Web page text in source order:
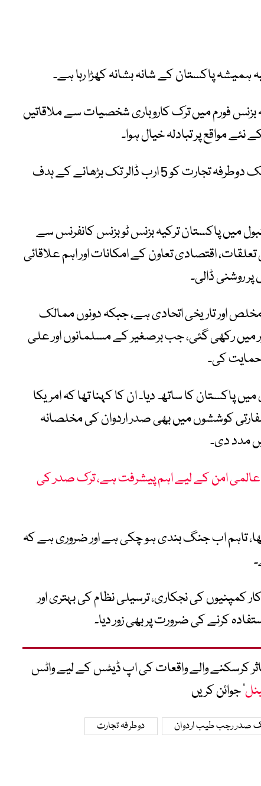
ہمیشہ پاکستان کے شانہ بشانہ کھڑا رہا ہے۔
بزنس فورم میں ترک کاروباری شخصیات سے ملاقاتیں
مواقع پر تبادلہ خیال ہوا۔
انہوں نے اس عزم کا اعادہ کیاکہ دونوں ممالک دوطرفہ تجارت کو 5 ارب ڈالر تک بڑھانے کے ہدف
میں پاکستان ترکیہ بزنس ٹو بزنس کانفرنس سے
اقتصادی تعاون کے امکانات اور اہم علاقائی
روشنی ڈالی۔
اور تاریخی اتحادی ہے، جبکہ دونوں ممالک
رکھی گئی، جب برصغیر کے مسلمانوں اور علی
حمایت کی۔
پاکستان کا ساتھ دیا۔ ان کا کہنا تھا کہ امریکا
کوششوں میں بھی صدر اردوان کی مخلصانہ
مدد دی۔
عالمی امن کے لیے اہم پیشرفت ہے، ترک صدر کی
تاہم اب جنگ بندی ہو چکی ہے اور ضروری ہے کہ
کمپنیوں کی نجکاری، ترسیلی نظام کی بہتری اور
کرنے کی ضرورت پر بھی زور دیا۔
کرسکنے والے واقعات کی اپ ڈیٹس کے لیے واٹس
‘ جوائن کریں
صدر رجب طیب اردوان
دوطرفہ تجارت